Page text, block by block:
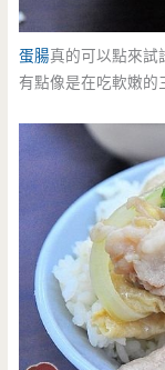
蛋腸真的可以點來試
有點像是在吃軟嫩的